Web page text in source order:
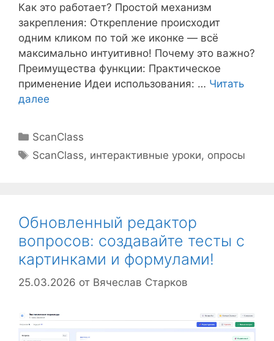
Как это работает? Простой механизм
закрепления: Открепление происходит
одним кликом по той же иконке — всё
максимально интуитивно! Почему это важно?
Преимущества функции: Практическое
применение Идеи использования: … Читать
далее
Рубрики
ScanClass
Метки
ScanClass, интерактивные уроки, опросы
Обновленный редактор
вопросов: создавайте тесты с
картинками и формулами!
25.03.2026 от Вячеслав Старков